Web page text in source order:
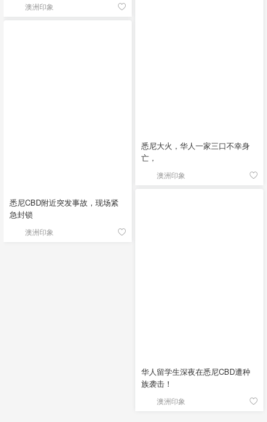
澳洲印象
悉尼大火，华人一家三口不幸身
亡，
澳洲印象
悉尼CBD附近突发事故，现场紧
急封锁
澳洲印象
华人留学生深夜在悉尼CBD遭种
族袭击！
澳洲印象